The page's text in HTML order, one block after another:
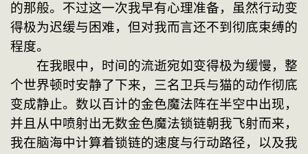
的那般。不过这一次我早有心理准备，虽然行动变
得极为迟缓与困难，但对我而言还不到彻底束缚的
程度。
在我眼中，时间的流逝宛如变得极为缓慢，整
个世界顿时安静了下来，三名卫兵与猫的动作彻底
变成静止。数以百计的金色魔法阵在半空中出现，
并且从中喷射出无数金色魔法锁链朝我飞射而来，
我在脑海中计算着锁链的速度与行动路径，以及我